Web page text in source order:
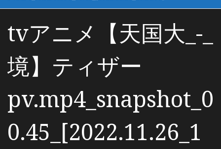
tvアニメ【天国大_-_
境】ティザー
pv.mp4_snapshot_0
0.45_[2022.11.26_1